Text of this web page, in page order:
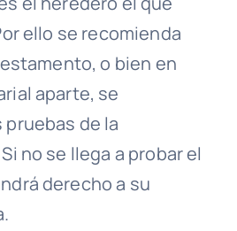
ello se recomienda
o bien en
aparte, se
de la
no se llega a probar el
derecho a su